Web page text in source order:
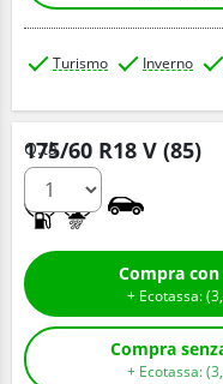
Turismo Inverno
175/60 R18 V (85)
Q.tà
+ Ecotassa: (3,
+ Ecotassa: (3,